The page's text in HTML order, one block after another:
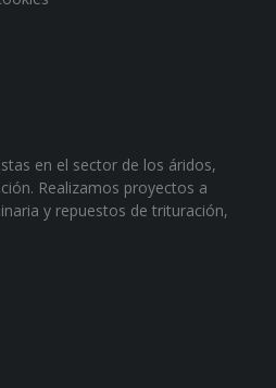
en el sector de los áridos,
Realizamos proyectos a
y repuestos de trituración,